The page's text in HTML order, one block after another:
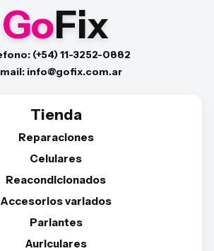
GoFix
(+54) 11-3252-0882
info@gofix.com.ar
Tienda
Reparaciones
Celulares
Reacondicionados
Accesorios variados
Parlantes
Auriculares